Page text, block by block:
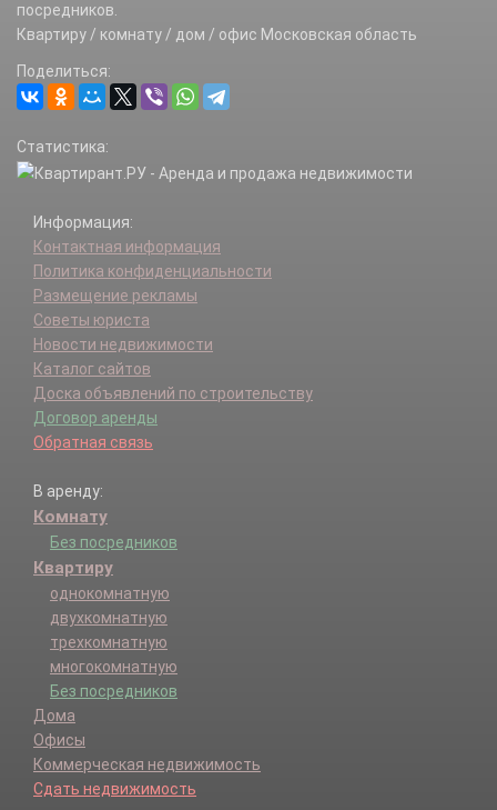
посредников.
Квартиру / комнату / дом / офис Московская область
Поделиться:
Статистика:
Информация:
Контактная информация
Политика конфиденциальности
Размещение рекламы
Советы юриста
Новости недвижимости
Каталог сайтов
Доска объявлений по строительству
Договор аренды
Обратная связь
В аренду:
Комнату
Без посредников
Квартиру
однокомнатную
двухкомнатную
трехкомнатную
многокомнатную
Без посредников
Дома
Офисы
Коммерческая недвижимость
Сдать недвижимость